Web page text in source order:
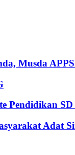
Musda
Pendidikan
Adat